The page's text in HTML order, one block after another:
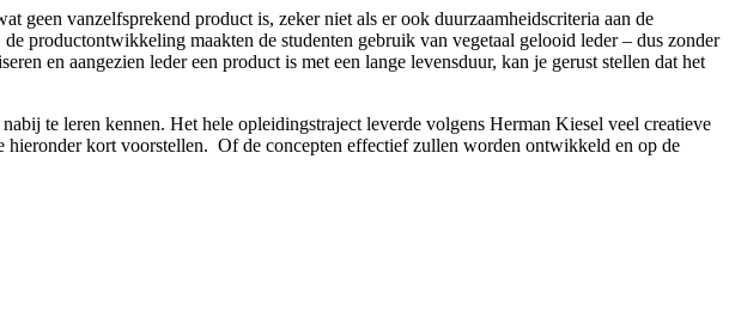
geen vanzelfsprekend product is, zeker niet als er ook duurzaamheidscriteria aan de
productontwikkeling maakten de studenten gebruik van vegetaal gelooid leder – dus zonder
en aangezien leder een product is met een lange levensduur, kan je gerust stellen dat het
te leren kennen. Het hele opleidingstraject leverde volgens Herman Kiesel veel creatieve
kort voorstellen. Of de concepten effectief zullen worden ontwikkeld en op de